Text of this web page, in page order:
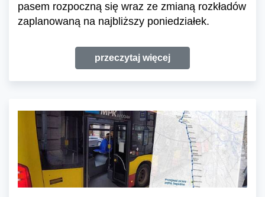
pasem rozpoczną się wraz ze zmianą rozkładów
zaplanowaną na najbliższy poniedziałek.
przeczytaj więcej